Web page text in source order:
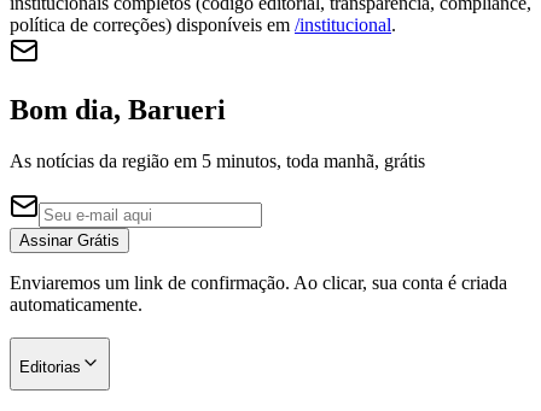
política de correções) disponíveis em /institucional.
Bom dia, Barueri
As notícias da região em 5 minutos, toda manhã, grátis
Assinar Grátis
Enviaremos um link de confirmação. Ao clicar, sua conta é criada
automaticamente.
Editorias